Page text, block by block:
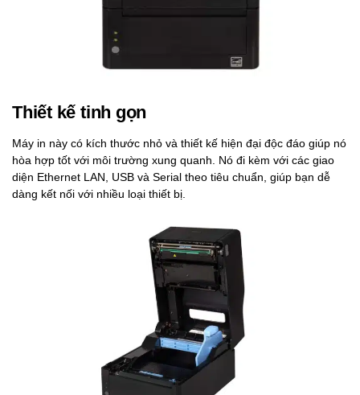
Thiết kế tinh gọn
Máy in này có kích thước nhỏ và thiết kế hiện đại độc đáo giúp nó
hòa hợp tốt với môi trường xung quanh. Nó đi kèm với các giao
diện Ethernet LAN, USB và Serial theo tiêu chuẩn, giúp bạn dễ
dàng kết nối với nhiều loại thiết bị.